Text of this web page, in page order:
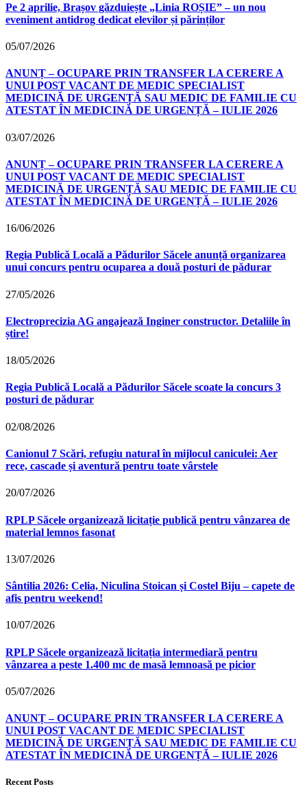
Pe 2 aprilie, Brașov găzduiește „Linia ROȘIE” – un nou
eveniment antidrog dedicat elevilor și părinților
05/07/2026
ANUNȚ – OCUPARE PRIN TRANSFER LA CERERE A
UNUI POST VACANT DE MEDIC SPECIALIST
MEDICINĂ DE URGENȚĂ SAU MEDIC DE FAMILIE CU
ATESTAT ÎN MEDICINĂ DE URGENȚĂ – IULIE 2026
03/07/2026
ANUNȚ – OCUPARE PRIN TRANSFER LA CERERE A
UNUI POST VACANT DE MEDIC SPECIALIST
MEDICINĂ DE URGENȚĂ SAU MEDIC DE FAMILIE CU
ATESTAT ÎN MEDICINĂ DE URGENȚĂ – IULIE 2026
16/06/2026
Regia Publică Locală a Pădurilor Săcele anunță organizarea
unui concurs pentru ocuparea a două posturi de pădurar
27/05/2026
Electroprecizia AG angajează Inginer constructor. Detaliile în
știre!
18/05/2026
Regia Publică Locală a Pădurilor Săcele scoate la concurs 3
posturi de pădurar
02/08/2026
Canionul 7 Scări, refugiu natural în mijlocul caniculei: Aer
rece, cascade și aventură pentru toate vârstele
20/07/2026
RPLP Săcele organizează licitație publică pentru vânzarea de
material lemnos fasonat
13/07/2026
Sântilia 2026: Celia, Niculina Stoican și Costel Biju – capete de
afis pentru weekend!
10/07/2026
RPLP Săcele organizează licitația intermediară pentru
vânzarea a peste 1.400 mc de masă lemnoasă pe picior
05/07/2026
ANUNȚ – OCUPARE PRIN TRANSFER LA CERERE A
UNUI POST VACANT DE MEDIC SPECIALIST
MEDICINĂ DE URGENȚĂ SAU MEDIC DE FAMILIE CU
ATESTAT ÎN MEDICINĂ DE URGENȚĂ – IULIE 2026
Recent Posts